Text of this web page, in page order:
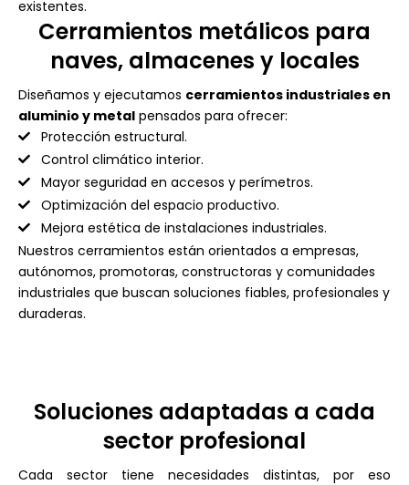
existentes.
Cerramientos metálicos para
naves, almacenes y locales
Diseñamos y ejecutamos cerramientos industriales en
aluminio y metal pensados para ofrecer:
Protección estructural.
Control climático interior.
Mayor seguridad en accesos y perímetros.
Optimización del espacio productivo.
Mejora estética de instalaciones industriales.
Nuestros cerramientos están orientados a empresas,
autónomos, promotoras, constructoras y comunidades
industriales que buscan soluciones fiables, profesionales y
duraderas.
Soluciones adaptadas a cada
sector profesional
Cada sector tiene necesidades distintas, por eso